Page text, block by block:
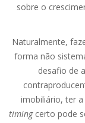
sobre o
Naturalmente,
forma não
desafio de
imobiliário, ter
timingcerto pode